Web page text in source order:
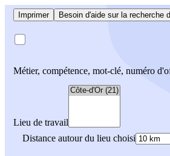
Imprimer Besoin d'aide sur la recherche
Métier, compétence, mot-clé, numéro
Lieu de travail
Distance autour du lieu choisi